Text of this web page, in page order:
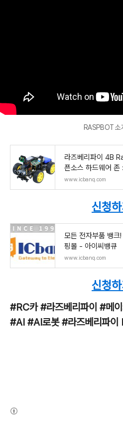
RASPBOT 소
라즈베리파이 4B
픈소스 하드웨어
www.icbanq.com
신청하
모든 전자부품 뱅크
핑몰 - 아이씨뱅큐
www.icbanq.com
신청하
#RC카 #라즈베리파이 #메
#AI #AI로봇 #라즈베리파이